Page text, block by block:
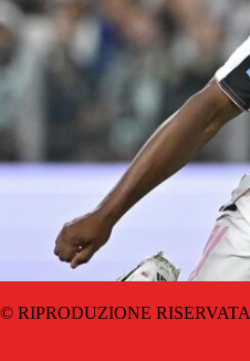
© RIPRODUZIONE RISERVATA